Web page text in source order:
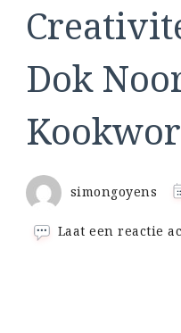
Dok
simongoyens
Laat een reactie